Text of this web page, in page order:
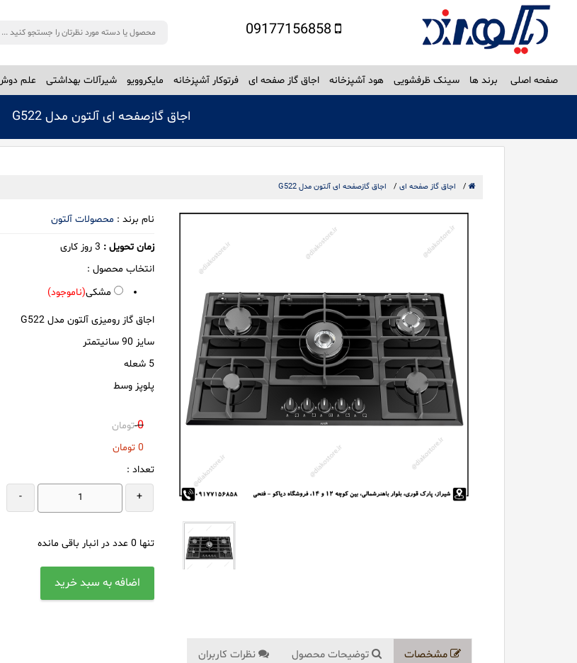
09177156858
صفحه اصلی برند ها سینک ظرفشویی هود آشپزخانه اجاق گاز صفحه ای فرتوکار آشپزخانه مایکروویو شیرآلات بهداشتی علم
اجاق گازصفحه ای آلتون مدل G522
/ اجاق گاز صفحه ای / اجاق گازصفحه ای آلتون مدل G522
نام برند : محصولات آلتون
زمان تحویل : 3 روز کاری
انتخاب محصول :
مشکی(ناموجود)
اجاق گاز رومیزی آلتون مدل G522
سایز 90 سانیتمتر
5 شعله
پلوپز وسط
0 تومان
0 تومان
تعداد :
+
-
تنها 0 عدد در انبار باقی مانده
مشخصات توضیحات محصول نظرات کاربران